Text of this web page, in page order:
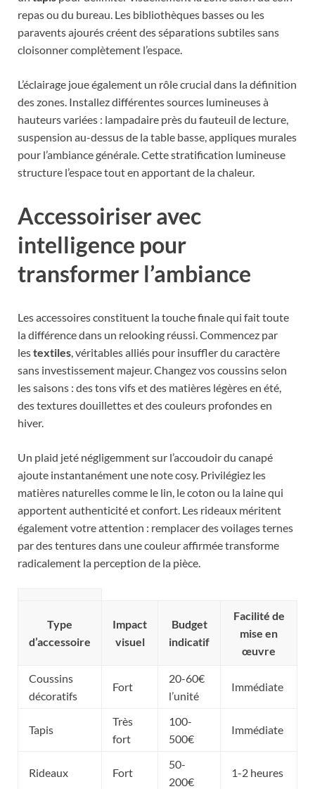
repas ou du bureau. Les bibliothèques basses ou les
paravents ajourés créent des séparations subtiles sans
cloisonner complètement l’espace.
L’éclairage joue également un rôle crucial dans la définition
des zones. Installez différentes sources lumineuses à
hauteurs variées : lampadaire près du fauteuil de lecture,
suspension au-dessus de la table basse, appliques murales
pour l’ambiance générale. Cette stratification lumineuse
structure l’espace tout en apportant de la chaleur.
Accessoiriser avec
intelligence pour
transformer l’ambiance
Les accessoires constituent la touche finale qui fait toute
la différence dans un relooking réussi. Commencez par
lestextiles , véritables alliés pour insuffler du caractère
sans investissement majeur. Changez vos coussins selon
les saisons : des tons vifs et des matières légères en été,
des textures douillettes et des couleurs profondes en
hiver.
Un plaid jeté négligemment sur l’accoudoir du canapé
ajoute instantanément une note cosy. Privilégiez les
matières naturelles comme le lin, le coton ou la laine qui
apportent authenticité et confort. Les rideaux méritent
également votre attention : remplacer des voilages ternes
par des tentures dans une couleur affirmée transforme
radicalement la perception de la pièce.
Type
d’accessoire
Impact
visuel
Budget
indicatif
Facilité de
mise en
œuvre
Coussins
décoratifs
Fort
20-60€
l’unité
Immédiate
Tapis
Très
fort
100-
500€
Immédiate
Rideaux Fort
50-
200€
1-2 heures